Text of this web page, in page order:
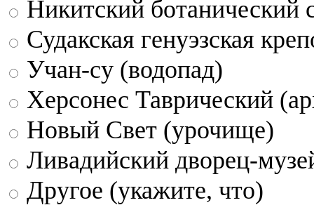
Никитский ботанический
Судакская генуэзская
Учан-су (водопад)
Херсонес Таврический
Новый Свет (урочище)
Ливадийский дворец-
Другое (укажите, что)